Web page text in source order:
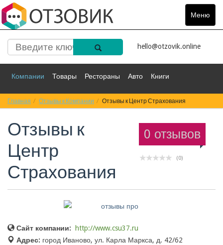
Меню
Toggle
hello@otzovik.online
Компании Товары Рестораны Авто Книги
Спорт Фильмы Деньги Путешествия
Красота Здоровье
Главная Отзывы к Компании Отзывы к Центр Страхования
0 отзывов
(0)
Отзывы к
Центр
Страхования
Сайт компании:
http://www.csu37.ru
Адрес: город Иваново, ул. Карла Маркса, д. 42/62